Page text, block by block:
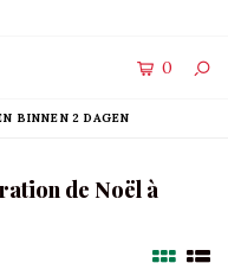
0
BINNEN 2 DAGEN
de Noël à